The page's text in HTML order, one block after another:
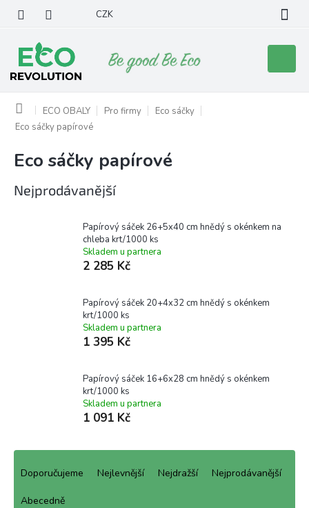
obsah
CZK
košík
Domů ECO OBALY Pro firmy
Eco sáčky
Eco sáčky papírové
Eco sáčky papírové
Nejprodávanější
Papírový sáček 26+5x40 cm hnědý s okénkem na
chleba krt/1000 ks
Skladem u partnera
2 285 Kč
Papírový sáček 20+4x32 cm hnědý s okénkem
krt/1000 ks
Skladem u partnera
1 395 Kč
Papírový sáček 16+6x28 cm hnědý s okénkem
krt/1000 ks
Skladem u partnera
1 091 Kč
Ř
Doporučujeme Nejlevnější Nejdražší Nejprodávanější
Abecedně